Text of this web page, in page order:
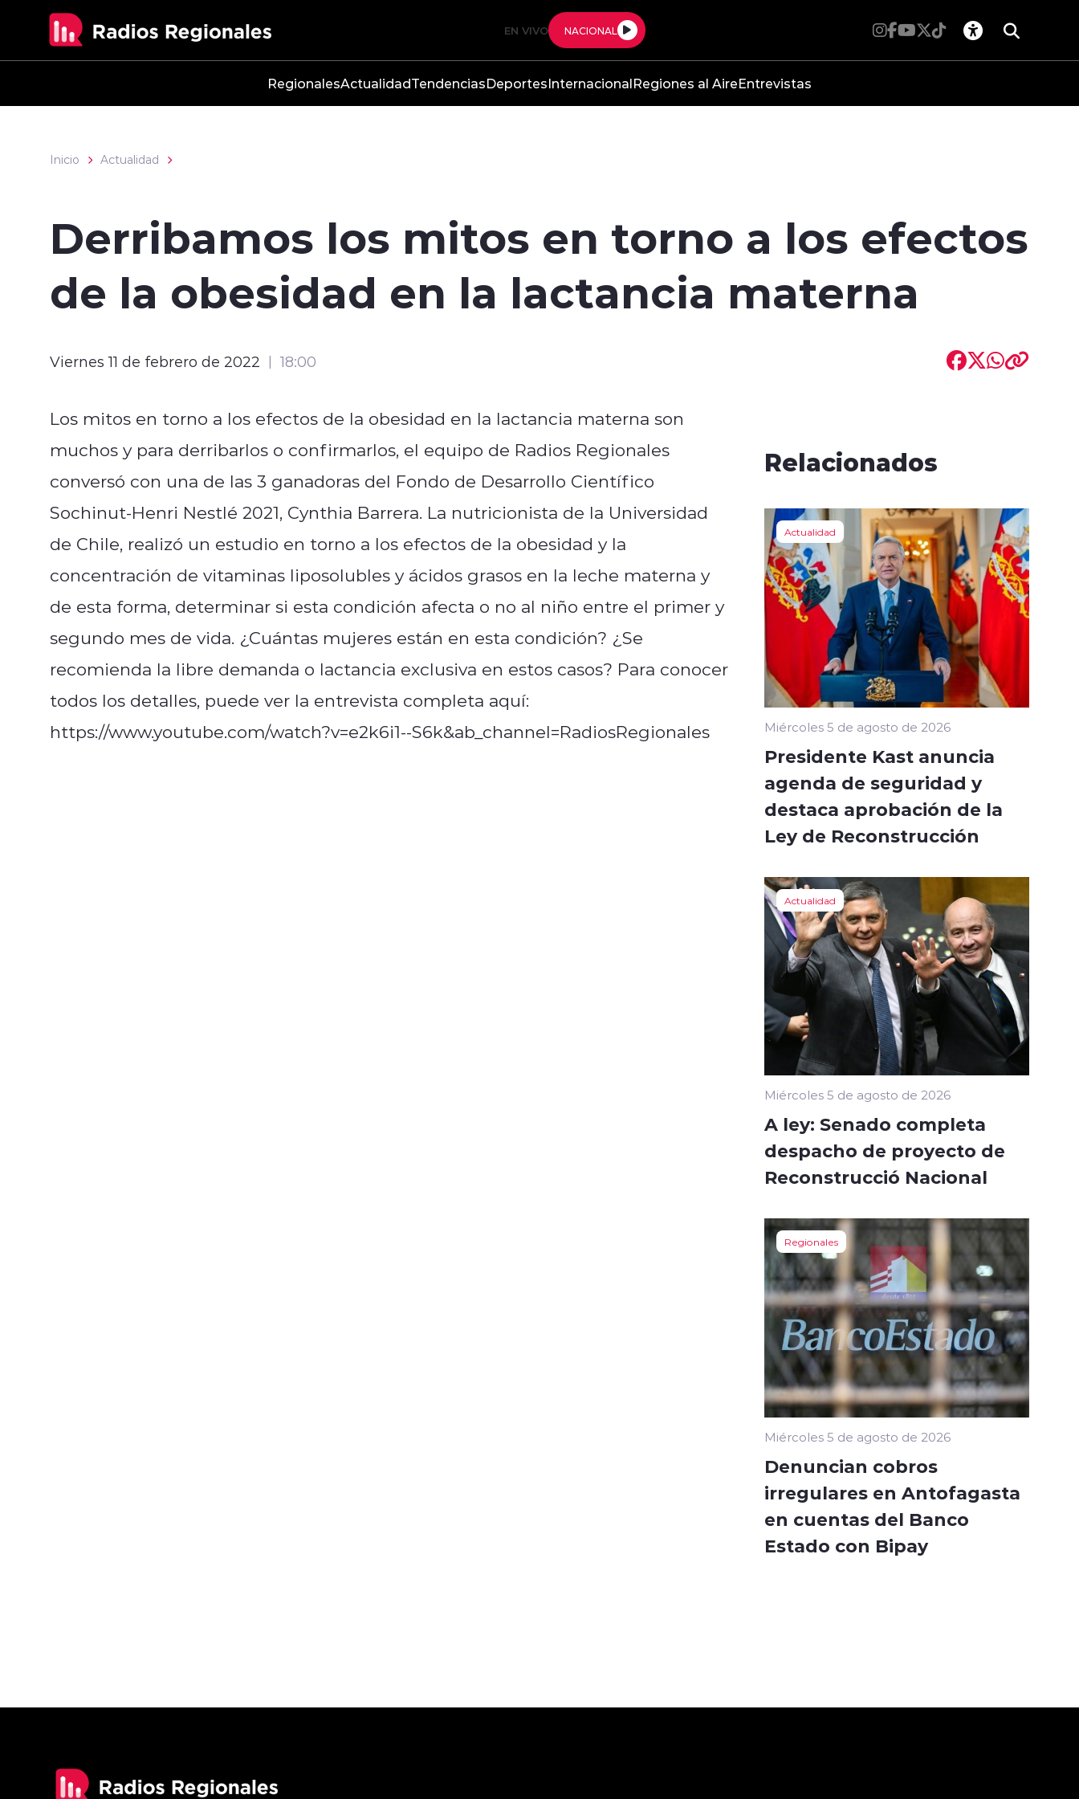
EN VIVO NACIONAL
RegionalesActualidadTendenciasDeportesInternacionalRegiones al AireEntrevistas
Inicio Actualidad
Derribamos los mitos en torno a los efectos
de la obesidad en la lactancia materna
Viernes 11 de febrero de 2022 18:00
Los mitos en torno a los efectos de la obesidad en la lactancia materna son
muchos y para derribarlos o confirmarlos, el equipo de Radios Regionales
conversó con una de las 3 ganadoras del Fondo de Desarrollo Científico
Sochinut-Henri Nestlé 2021, Cynthia Barrera. La nutricionista de la Universidad
de Chile, realizó un estudio en torno a los efectos de la obesidad y la
concentración de vitaminas liposolubles y ácidos grasos en la leche materna y
de esta forma, determinar si esta condición afecta o no al niño entre el primer y
segundo mes de vida. ¿Cuántas mujeres están en esta condición? ¿Se
recomienda la libre demanda o lactancia exclusiva en estos casos? Para conocer
todos los detalles, puede ver la entrevista completa aquí:
https://www.youtube.com/watch?v=e2k6i1--S6k&ab_channel=RadiosRegionales
Relacionados
Actualidad
Miércoles 5 de agosto de 2026
Presidente Kast anuncia
agenda de seguridad y
destaca aprobación de la
Ley de Reconstrucción
Actualidad
Miércoles 5 de agosto de 2026
A ley: Senado completa
despacho de proyecto de
Reconstrucció Nacional
Regionales
Miércoles 5 de agosto de 2026
Denuncian cobros
irregulares en Antofagasta
en cuentas del Banco
Estado con Bipay